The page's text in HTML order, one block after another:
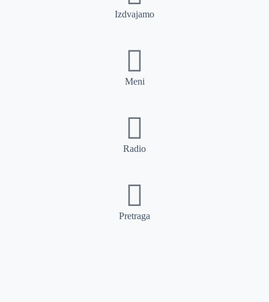
Izdvajamo
Meni
Radio
Pretraga